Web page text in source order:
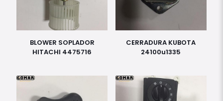
BLOWER SOPLADOR
HITACHI 4475716
CERRADURA KUBOTA
24100u1335